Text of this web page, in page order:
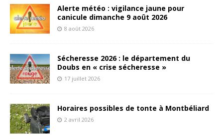
Alerte météo : vigilance jaune pour
canicule dimanche 9 août 2026
8 août 2026
Sécheresse 2026 : le département du
Doubs en « crise sécheresse »
17 juillet 2026
Horaires possibles de tonte à Montbéliard
2 avril 2026